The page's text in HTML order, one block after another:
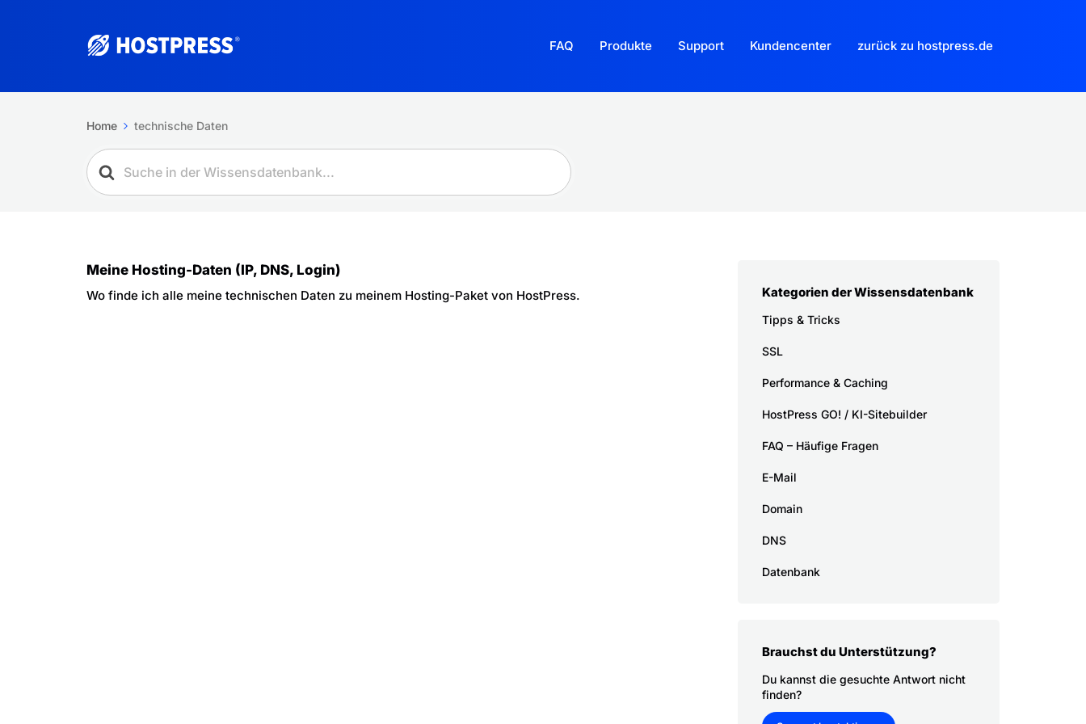
FAQ Produkte Support Kundencenter zurück zu hostpress.de
Home technische Daten
Meine Hosting-Daten (IP, DNS, Login)
Wo finde ich alle meine technischen Daten zu meinem Hosting-Paket von HostPress. Kategorien der Wissensdatenbank
Tipps & Tricks
SSL
Performance & Caching
HostPress GO! / KI-Sitebuilder
FAQ – Häufige Fragen
E-Mail
Domain
DNS
Datenbank
Brauchst du Unterstützung?
Du kannst die gesuchte Antwort nicht
finden?